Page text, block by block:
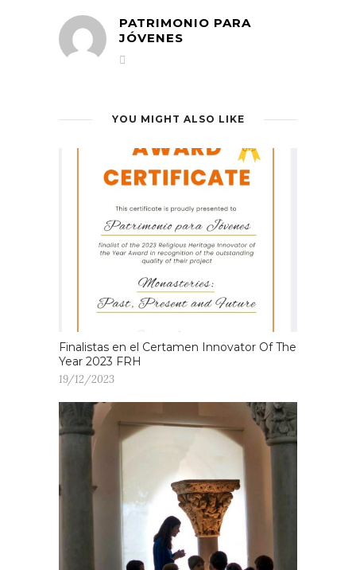
PATRIMONIO PARA
JÓVENES
YOU MIGHT ALSO LIKE
Finalistas en el Certamen Innovator Of The
Year 2023 FRH
19/12/2023